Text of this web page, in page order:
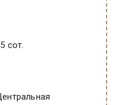
15 сот.
Центральная